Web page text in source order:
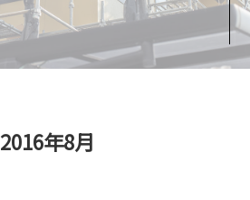
2016年8月